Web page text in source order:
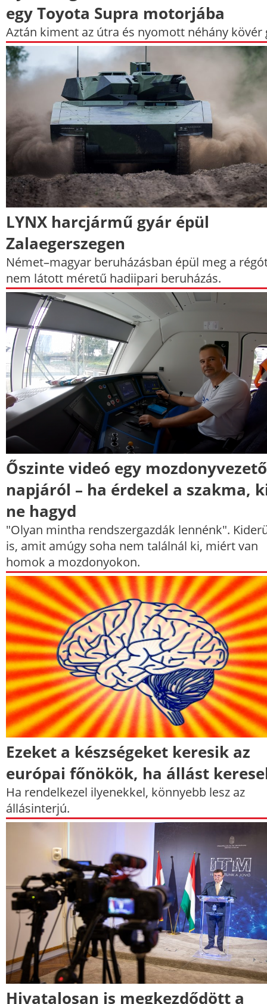
egy Toyota Supra motorjába
Aztán kiment az útra és nyomott néhány kövér
LYNX harcjármű gyár épül
Zalaegerszegen
Német–magyar beruházásban épül meg a
nem látott méretű hadiipari beruházás.
Őszinte videó egy mozdonyvezető
napjáról – ha érdekel a szakma,
ne hagyd
"Olyan mintha rendszergazdák lennénk".
is, amit amúgy soha nem találnál ki, miért van
homok a mozdonyokon.
Ezeket a készségeket keresik az
európai főnökök, ha állást
Ha rendelkezel ilyenekkel, könnyebb lesz az
állásinterjú.
Hivatalosan is megkezdődött a